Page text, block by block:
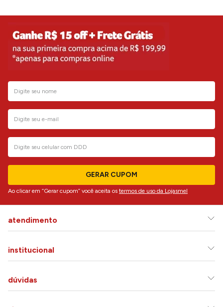
GERAR CUPOM
Ao clicar em “Gerar cupom” você aceita os termos de uso da Lojasmel
atendimento
institucional
dúvidas